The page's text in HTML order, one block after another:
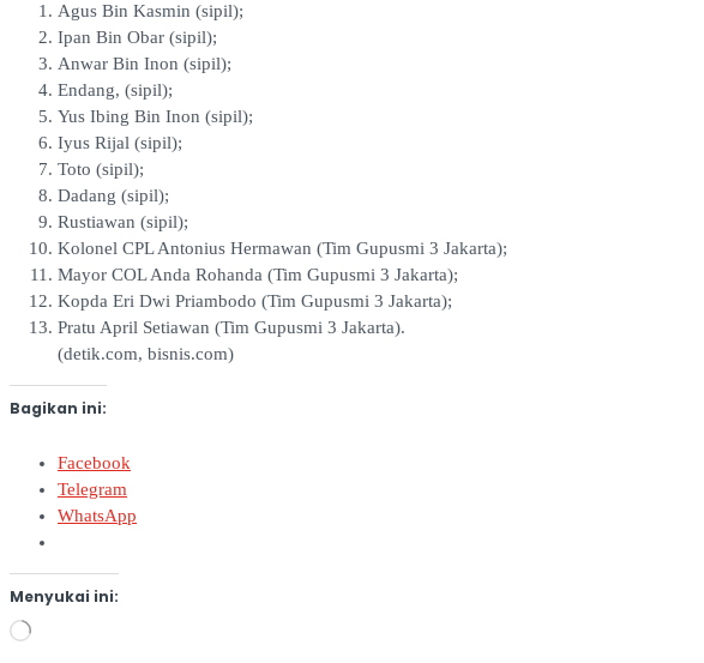
Agus Bin Kasmin (sipil);
Ipan Bin Obar (sipil);
Anwar Bin Inon (sipil);
Endang, (sipil);
Yus Ibing Bin Inon (sipil);
Iyus Rijal (sipil);
Toto (sipil);
Dadang (sipil);
Rustiawan (sipil);
Kolonel CPL Antonius Hermawan (Tim Gupusmi 3 Jakarta);
Mayor COL Anda Rohanda (Tim Gupusmi 3 Jakarta);
Kopda Eri Dwi Priambodo (Tim Gupusmi 3 Jakarta);
Pratu April Setiawan (Tim Gupusmi 3 Jakarta).
(detik.com, bisnis.com)
Bagikan ini:
Facebook
Telegram
WhatsApp
Menyukai ini:
Memuat...